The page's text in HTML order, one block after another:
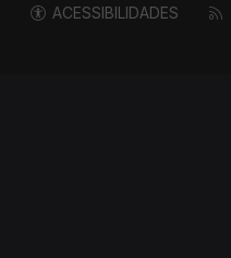
ACESSIBILIDADES